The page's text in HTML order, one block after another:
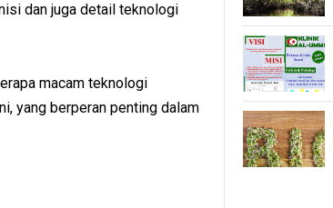
dan juga detail teknologi
macam teknologi
yang berperan penting dalam